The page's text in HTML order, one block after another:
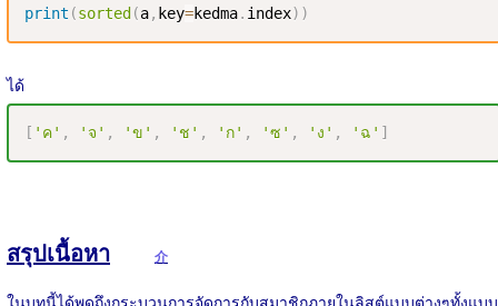
print (sorted (a, key=kedma. index) )
ได้
[ 'ค' , 'จ' , 'ข' , 'ช' , 'ก' , 'ซ' , 'ง' , 'ฉ' ]
สรุปเนื้อหา 介
ในบทนี้ได้พูดถึงกระบวนการจัดการกับสมาชิกภายในลิสต์แบบต่างๆทั้งแบบ